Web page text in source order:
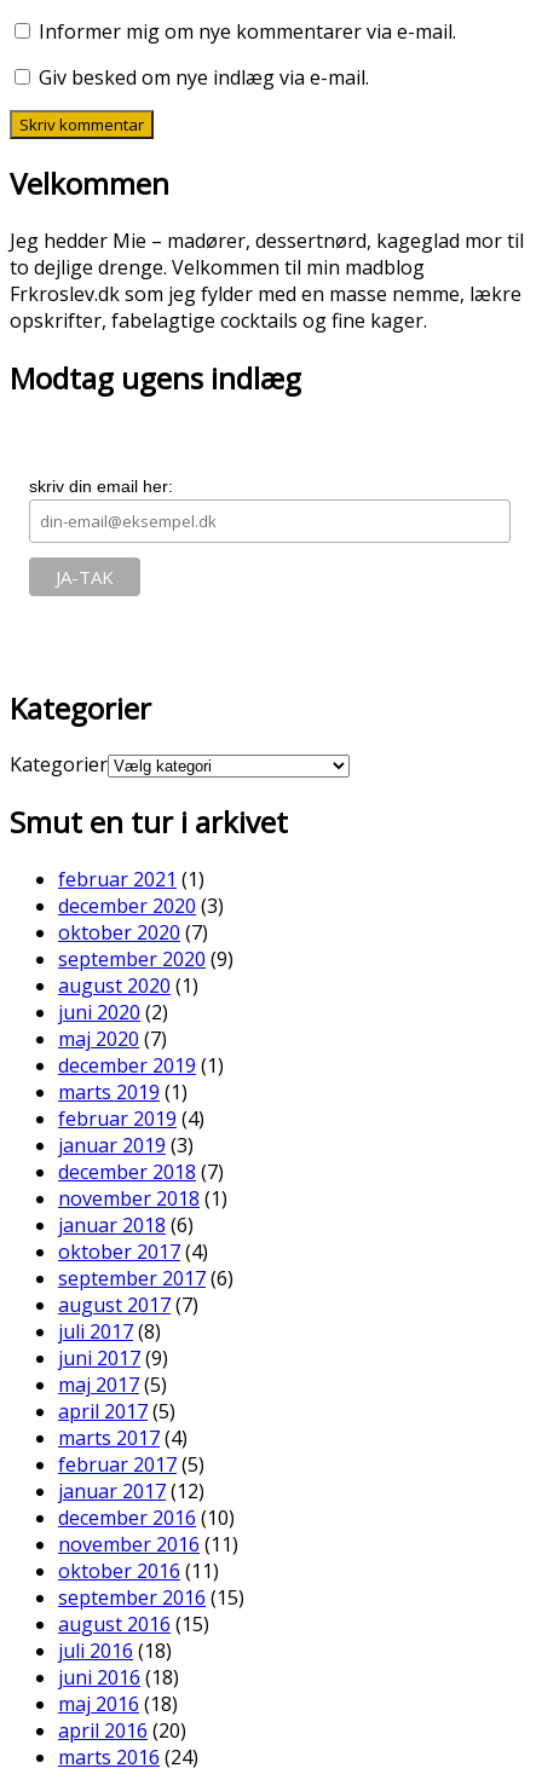
Informer mig om nye kommentarer via e-mail.
Giv besked om nye indlæg via e-mail.
Velkommen
Jeg hedder Mie – madører, dessertnørd, kageglad mor til
to dejlige drenge. Velkommen til min madblog
Frkroslev.dk som jeg fylder med en masse nemme, lækre
opskrifter, fabelagtige cocktails og fine kager.
Modtag ugens indlæg
skriv din email her:
Kategorier
Kategorier
Smut en tur i arkivet
februar 2021 (1)
december 2020 (3)
oktober 2020 (7)
september 2020 (9)
august 2020 (1)
juni 2020 (2)
maj 2020 (7)
december 2019 (1)
marts 2019 (1)
februar 2019 (4)
januar 2019 (3)
december 2018 (7)
november 2018 (1)
januar 2018 (6)
oktober 2017(4)
september 2017(6)
august 2017(7)
juli 2017(8)
juni 2017(9)
maj 2017(5)
april 2017(5)
marts 2017(4)
februar 2017(5)
januar 2017(12)
december 2016 (10)
november 2016 (11)
oktober 2016 (11)
september 2016 (15)
august 2016 (15)
juli 2016 (18)
juni 2016 (18)
maj 2016 (18)
april 2016 (20)
marts 2016 (24)